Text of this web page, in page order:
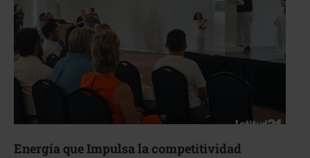
Energía que Impulsa la competitividad